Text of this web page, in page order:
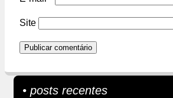
Site
• posts recentes